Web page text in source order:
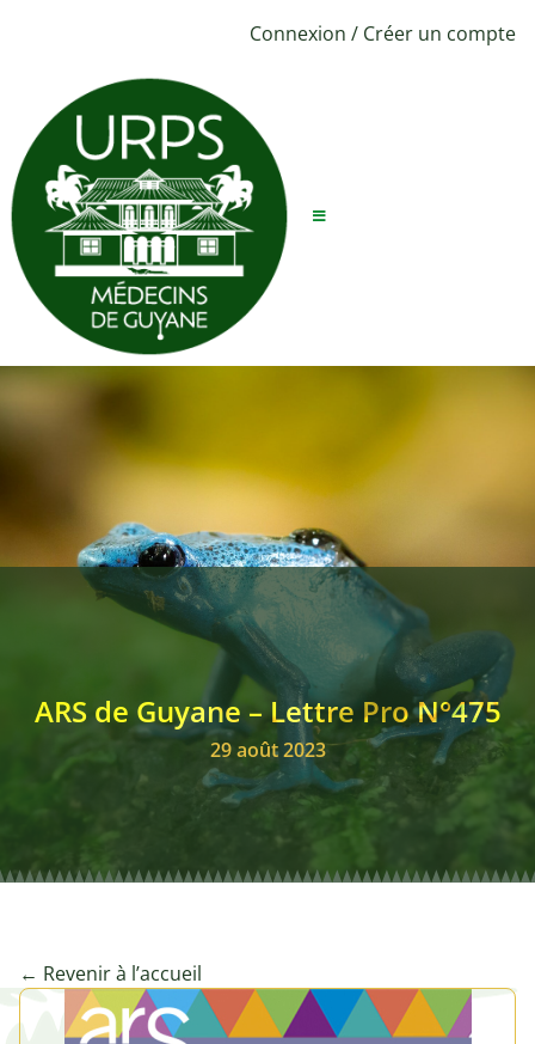
Connexion / Créer un compte
ARS de Guyane – Lettre Pro N°475
29 août 2023
← Revenir à l’accueil